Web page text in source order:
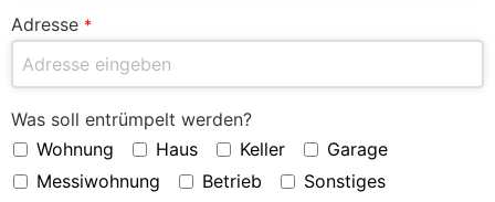
Adresse *
Was soll entrümpelt werden?
Wohnung
Haus Keller
Garage
Messiwohnung
Betrieb Sonstiges